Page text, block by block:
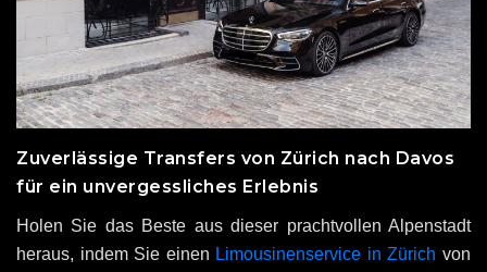
Zuverlässige Transfers von Zürich nach Davos
für ein unvergessliches Erlebnis
Holen Sie das Beste aus dieser prachtvollen Alpenstadt
heraus, indem Sie einen Limousinenservice in Zürich von